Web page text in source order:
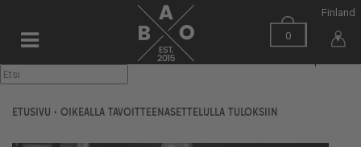
0
Finland
▼
ETUSIVU • OIKEALLA TAVOITTEENASETTELULLA TULOKSIIN